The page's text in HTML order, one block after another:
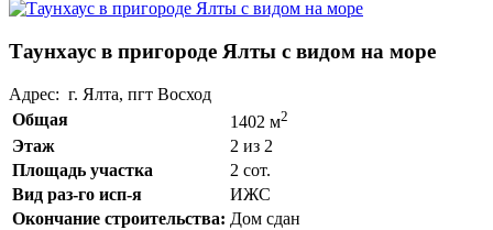
Таунхаус в пригороде Ялты с видом на море
Адрес: г. Ялта, пгт Восход
Общая
1402 м2
Этаж
2 из 2
Площадь участка
2 сот.
Вид раз-го исп-я
ИЖС
Окончание строительства: Дом сдан